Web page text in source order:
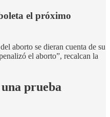
el próximo
aborto se dieran cuenta de su
el aborto”, recalcan la
prueba